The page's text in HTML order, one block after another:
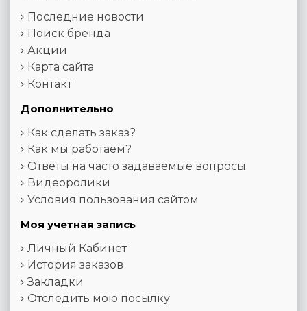
Последние новости
Поиск бренда
Акции
Карта сайта
Контакт
Дополнительно
Как сделать заказ?
Как мы работаем?
Ответы на часто задаваемые вопросы
Видеоролики
Условия пользования сайтом
Моя учетная запись
Личный Кабинет
История заказов
Закладки
Отследить мою посылку